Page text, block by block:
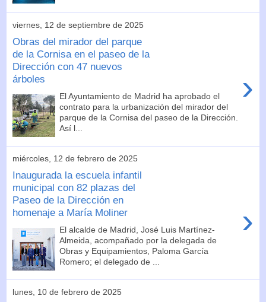
viernes, 12 de septiembre de 2025
Obras del mirador del parque
de la Cornisa en el paseo de la
Dirección con 47 nuevos
árboles
›
El Ayuntamiento de Madrid ha aprobado el
contrato para la urbanización del mirador del
parque de la Cornisa del paseo de la Dirección.
Así l...
miércoles, 12 de febrero de 2025
Inaugurada la escuela infantil
municipal con 82 plazas del
Paseo de la Dirección en
homenaje a María Moliner
›
El alcalde de Madrid, José Luis Martínez-
Almeida, acompañado por la delegada de
Obras y Equipamientos, Paloma García
Romero; el delegado de ...
lunes, 10 de febrero de 2025